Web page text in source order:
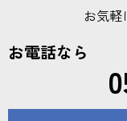
お気軽
お電話なら